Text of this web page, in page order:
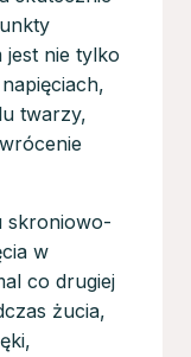
jest nie tylko
twarzy,
skroniowo-
w
co drugiej
żucia,